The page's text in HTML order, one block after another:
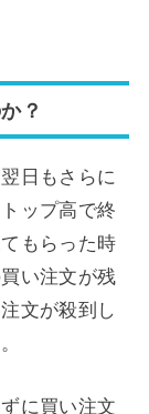
？
日もさらに
ップ高で終
もらった時
い注文が残
文が殺到し
に買い注文